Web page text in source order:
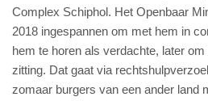
Complex Schiphol. Het Openbaar
2018 ingespannen om met hem in
hem te horen als verdachte, later
zitting. Dat gaat via
zomaar burgers van een ander land